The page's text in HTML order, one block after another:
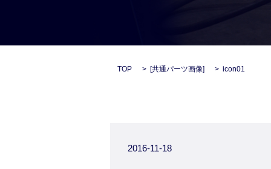
TOP [共通パーツ画像] icon01
2016-11-18